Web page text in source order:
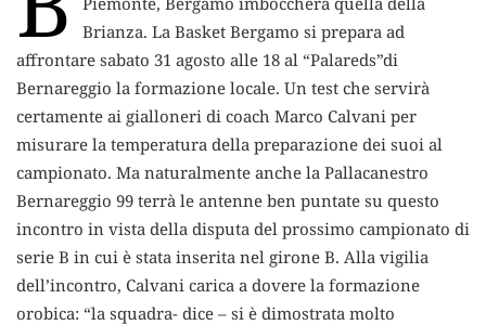
Brianza. La Basket Bergamo si prepara ad
affrontare sabato 31 agosto alle 18 al “Palareds”di
Bernareggio la formazione locale. Un test che servirà
certamente ai gialloneri di coach Marco Calvani per
misurare la temperatura della preparazione dei suoi al
campionato. Ma naturalmente anche la Pallacanestro
Bernareggio 99 terrà le antenne ben puntate su questo
incontro in vista della disputa del prossimo campionato di
serie B in cui è stata inserita nel girone B. Alla vigilia
dell’incontro, Calvani carica a dovere la formazione
orobica: “la squadra- dice – si è dimostrata molto